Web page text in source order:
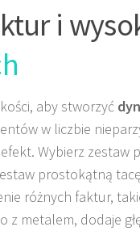
i
aby stworzyć
w liczbie
Wybierz zestaw
prostokątną
różnych faktur,
z metalem, dodaje